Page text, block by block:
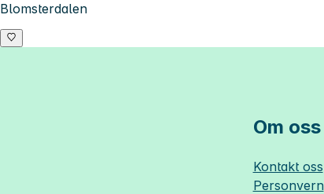
Blomsterdalen
Om oss
Kontakt oss
Personvern